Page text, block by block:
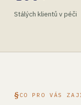
Stálých klientů v péči
CO PRO VÁS